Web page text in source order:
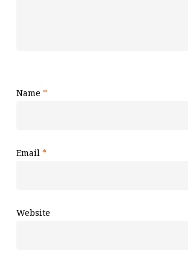
Name *
Email *
Website